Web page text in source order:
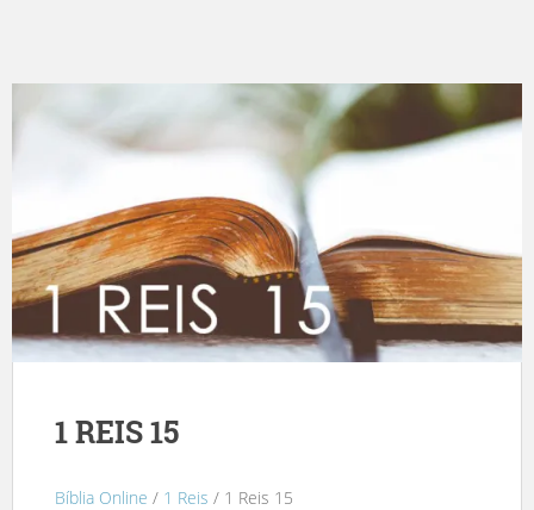
1 REIS 15
Bíblia Online / 1 Reis / 1 Reis 15